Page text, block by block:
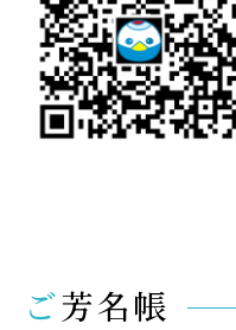
ご芳名帳